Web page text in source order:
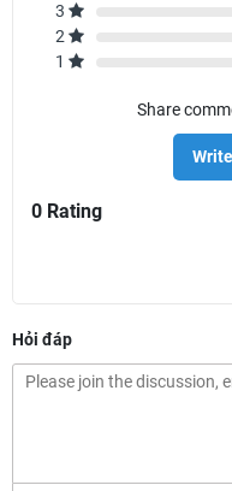
3
2
1
Share
0 Rating
Hỏi đáp